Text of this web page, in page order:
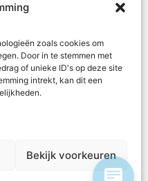
zoals cookies om
Door in te stemmen met
of unieke ID's op deze site
intrekt, kan dit een
Bekijk voorkeuren